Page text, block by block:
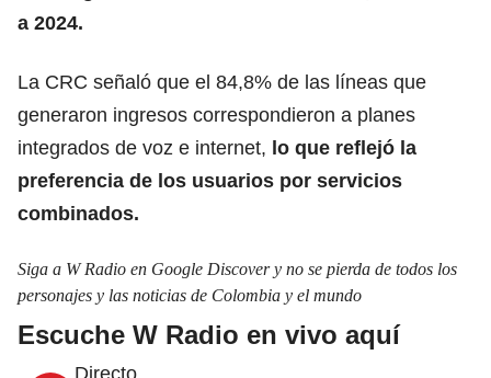
a 2024.
La CRC señaló que el 84,8% de las líneas que
generaron ingresos correspondieron a planes
integrados de voz e internet, lo que reflejó la
preferencia de los usuarios por servicios
combinados.
Siga a W Radio en Google Discover y no se pierda de todos los
personajes y las noticias de Colombia y el mundo
Escuche W Radio en vivo aquí
Directo